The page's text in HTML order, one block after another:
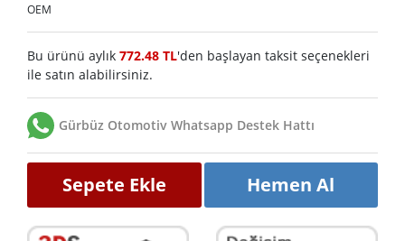
OEM
Bu ürünü aylık 772.48 TL'den başlayan taksit seçenekleri
ile satın alabilirsiniz.
Gürbüz Otomotiv Whatsapp Destek Hattı
Sepete Ekle Hemen Al